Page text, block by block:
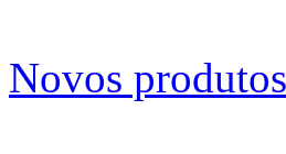
Novos produtos